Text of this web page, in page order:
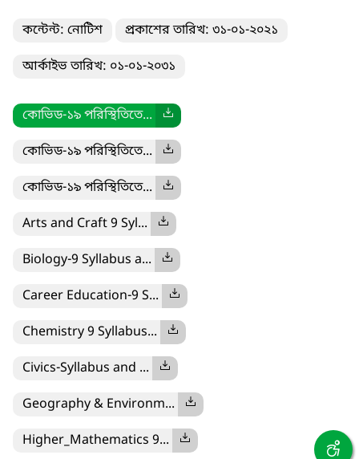
কন্টেন্ট: নোটিশ প্রকাশের তারিখ: ৩১-০১-২০২১
আর্কাইভ তারিখ: ০১-০১-২০৩১
কোভিড-১৯ পরিস্থিতিতে...
কোভিড-১৯ পরিস্থিতিতে...
কোভিড-১৯ পরিস্থিতিতে...
Arts and Craft 9 Syl...
Biology-9 Syllabus a...
Career Education-9 S...
Chemistry 9 Syllabus...
Civics-Syllabus and ...
Geography & Environm...
Higher_Mathematics 9...